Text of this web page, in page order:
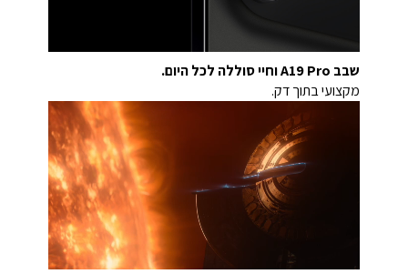
שבב A19 Pro וחיי סוללה לכל היום.
מקצועי בתוך דק.